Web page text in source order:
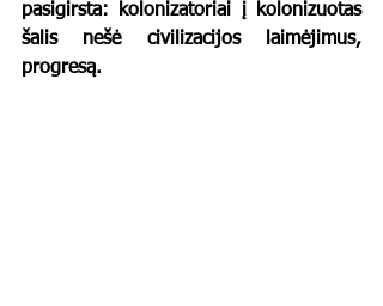
pasigirsta: kolonizatoriai į kolonizuotas
šalis nešė civilizacijos laimėjimus,
progresą.